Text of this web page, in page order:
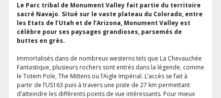
Le Parc tribal de Monument Valley fait partie du territoire
sacré Navajo. Situé sur le vaste plateau du Colorado, entre
les Etats de l’Utah et de l’Arizona, Monument Valley est
célèbre pour ses paysages grandioses, parsemés de
buttes en grès.
Immortalisés dans de nombreux westerns tels que La Chevauchée
Fantastique, plusieurs rochers sont entrés dans la légende, comme
le Totem Pole, The Mittens ou l’Aigle Impérial. L’accès se fait à
partir de l’US163 puis à travers une piste de 27 km permettant
d’atteindre les différents points de vue intéressants. Pour mieux